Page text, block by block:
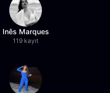
Inês Marques
119 kayıt